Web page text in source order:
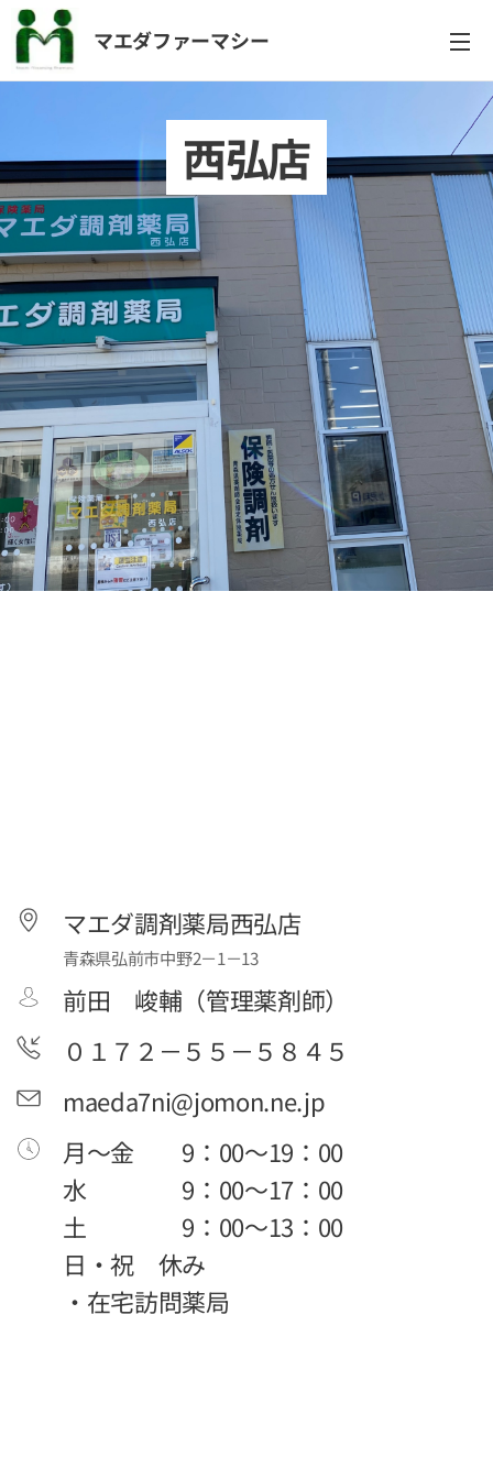
マエダファーマシー
西弘店
マエダ調剤薬局西弘店
青森県弘前市中野2－1－13
前田 峻輔 （管理薬剤師）
０１７２－５５－５８４５
maeda7ni@jomon.ne.jp
月～金 9：00～19：00
水 9：00～17：00
土 9：00～13：00
日・祝 休み
・在宅訪問薬局